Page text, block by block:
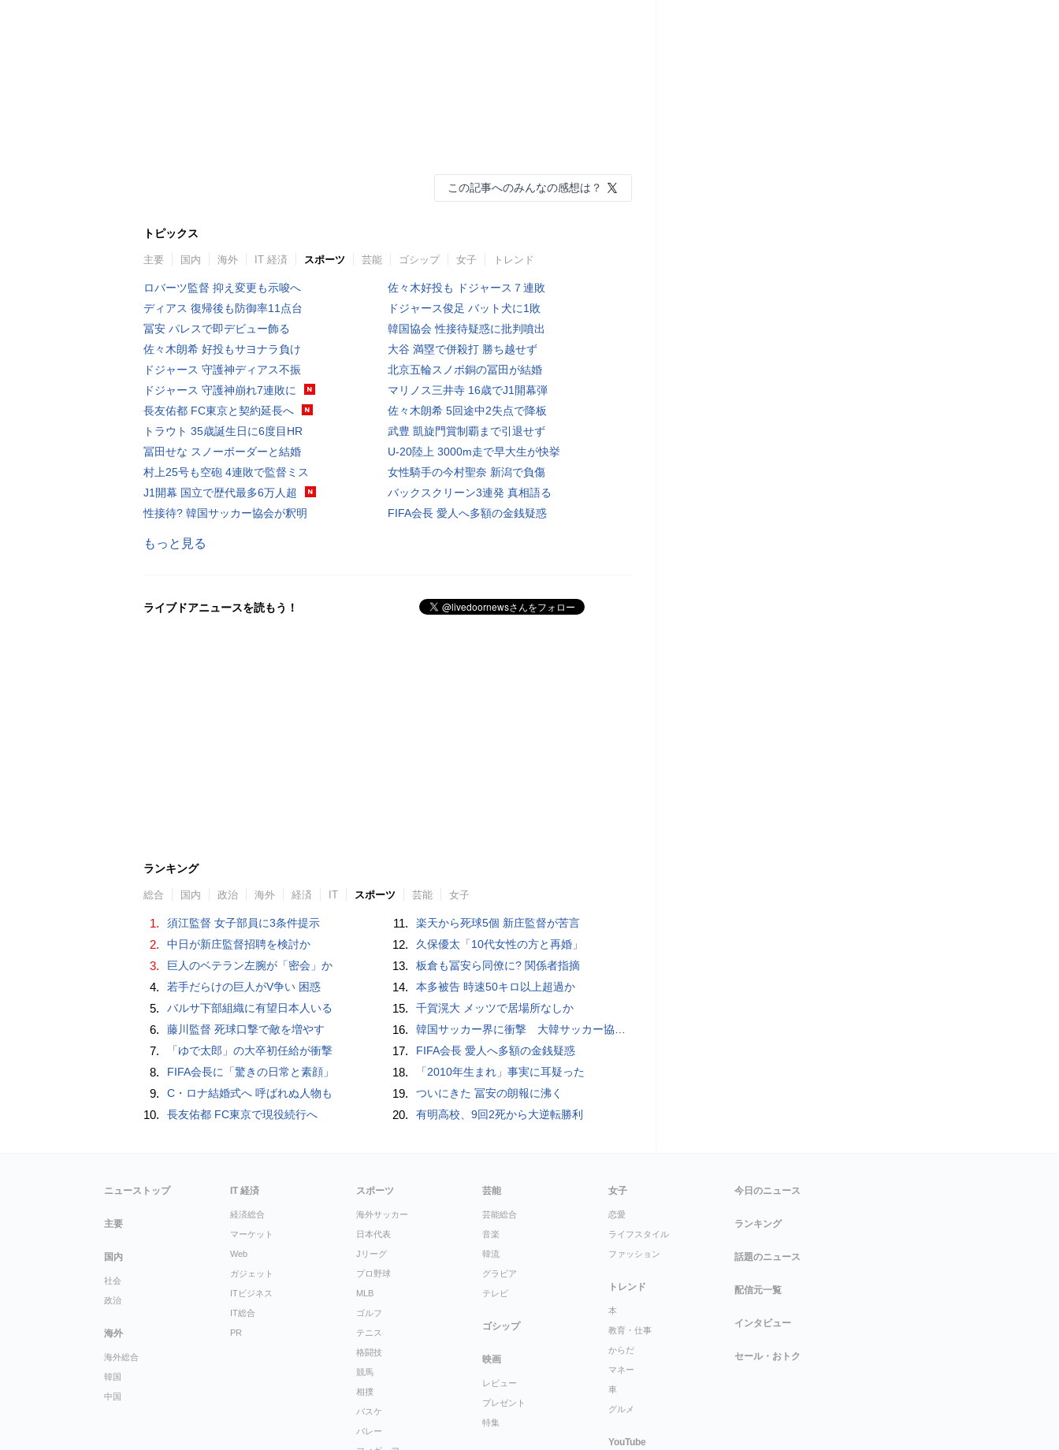
この記事へのみんなの感想は？
トピックス
主要 国内 海外 IT 経済 スポーツ 芸能 ゴシップ 女子 トレンド
ロバーツ監督 抑え変更も示唆へ
ディアス 復帰後も防御率11点台
冨安 パレスで即デビュー飾る
佐々木朗希 好投もサヨナラ負け
ドジャース 守護神ディアス不振
ドジャース 守護神崩れ7連敗に
長友佑都 FC東京と契約延長へ
トラウト 35歳誕生日に6度目HR
冨田せな スノーボーダーと結婚
村上25号も空砲 4連敗で監督ミス
J1開幕 国立で歴代最多6万人超
性接待? 韓国サッカー協会が釈明
佐々木好投も ドジャース７連敗
ドジャース俊足 バット犬に1敗
韓国協会 性接待疑惑に批判噴出
大谷 満塁で併殺打 勝ち越せず
北京五輪スノボ銅の冨田が結婚
マリノス三井寺 16歳でJ1開幕弾
佐々木朗希 5回途中2失点で降板
武豊 凱旋門賞制覇まで引退せず
U-20陸上 3000m走で早大生が快挙
女性騎手の今村聖奈 新潟で負傷
バックスクリーン3連発 真相語る
FIFA会長 愛人へ多額の金銭疑惑
もっと見る
ライブドアニュースを読もう！
ランキング
総合 国内 政治 海外 経済 IT スポーツ 芸能 女子
1. 須江監督 女子部員に3条件提示
2. 中日が新庄監督招聘を検討か
3. 巨人のベテラン左腕が「密会」か
4. 若手だらけの巨人がV争い 困惑
5. バルサ下部組織に有望日本人いる
6. 藤川監督 死球口撃で敵を増やす
7. 「ゆで太郎」の大卒初任給が衝撃
8. FIFA会長に「驚きの日常と素顔」
9. C・ロナ結婚式へ 呼ばれぬ人物も
10. 長友佑都 FC東京で現役続行へ
11. 楽天から死球5個 新庄監督が苦言
12. 久保優太「10代女性の方と再婚」
13. 板倉も冨安ら同僚に? 関係者指摘
14. 本多被告 時速50キロ以上超過か
15. 千賀滉大 メッツで居場所なしか
16. 韓国サッカー界に衝撃 大韓サッカー協会に外国人審判への“性的接待”疑惑 韓国メディアが報道
17. FIFA会長 愛人へ多額の金銭疑惑
18. 「2010年生まれ」事実に耳疑った
19. ついにきた 冨安の朗報に沸く
20. 有明高校、9回2死から大逆転勝利
ニューストップ
主要
国内
社会
政治
海外
海外総合
韓国
中国
IT 経済
経済総合
マーケット
Web
ガジェット
ITビジネス
IT総合
PR
スポーツ
海外サッカー
日本代表
Jリーグ
プロ野球
MLB
ゴルフ
テニス
格闘技
競馬
相撲
バスケ
バレー
芸能
芸能総合
音楽
韓流
グラビア
テレビ
ゴシップ
映画
レビュー
プレゼント
特集
女子
恋愛
ライフスタイル
ファッション
トレンド
本
教育・仕事
からだ
マネー
車
グルメ
YouTube
今日のニュース
ランキング
話題のニュース
配信元一覧
インタビュー
セール・おトク